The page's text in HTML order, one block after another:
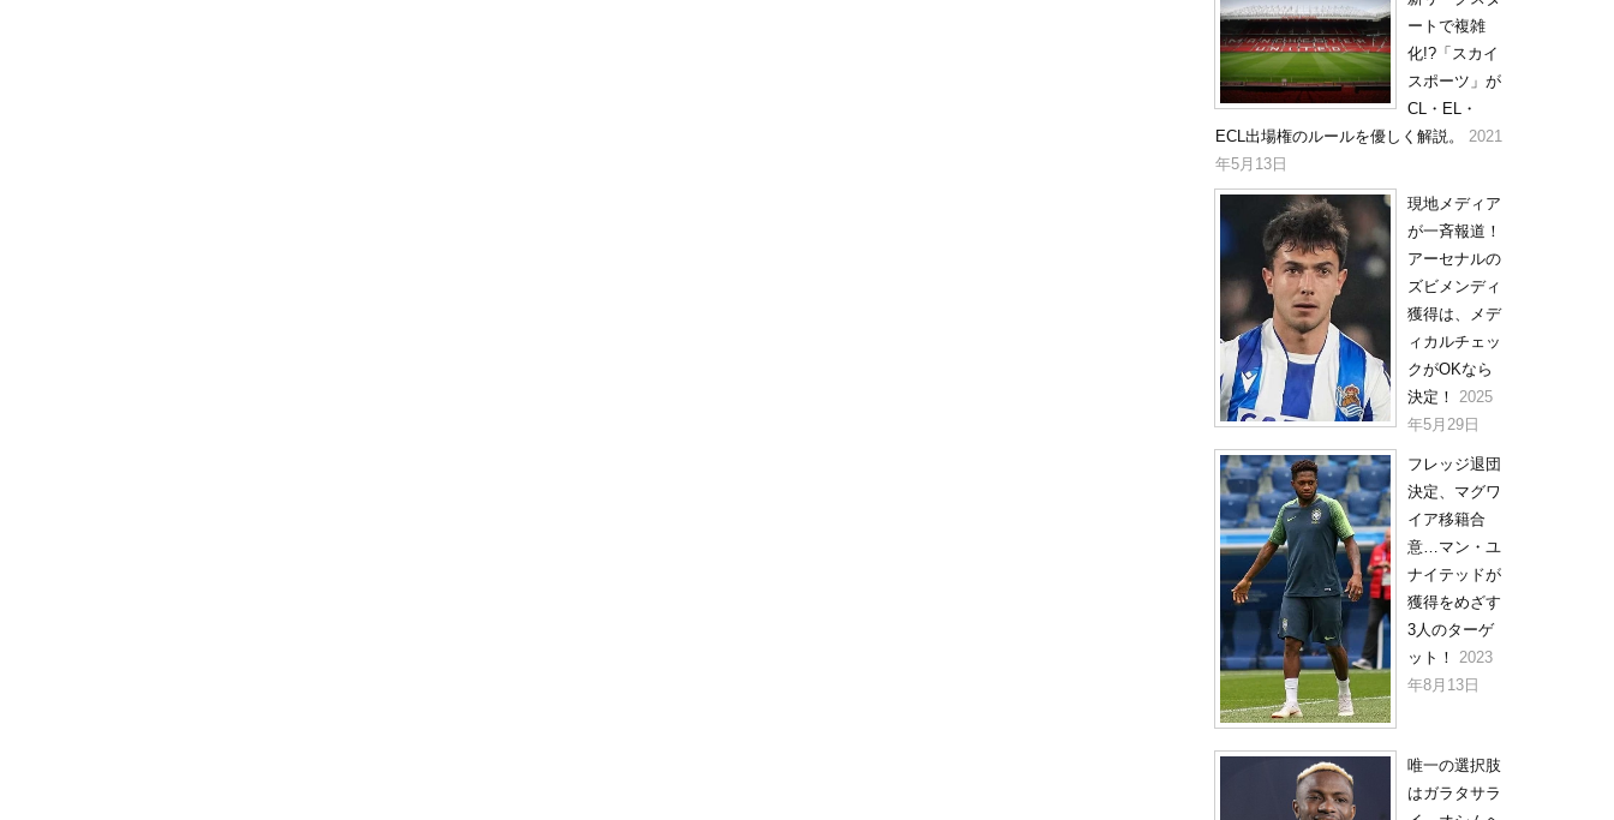
ートで複雑
化!?「スカイ
スポーツ」が
CL・EL・
ECL出場権のルールを優しく解説。
2021
年5月13日
現地メディア
が一斉報道！
アーセナルの
ズビメンディ
獲得は、メデ
ィカルチェッ
クがOKなら
決定！
2025
年5月29日
フレッジ退団
決定、マグワ
イア移籍合
意…マン・ユ
ナイテッドが
獲得をめざす
3人のターゲ
ット！ 2023
年8月13日
唯一の選択肢
はガラタサラ